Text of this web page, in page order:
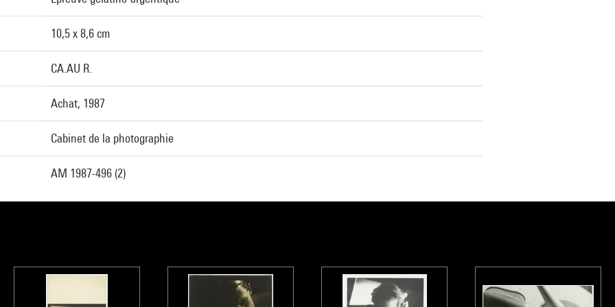
10,5 x 8,6 cm
CA.AU R.
Achat, 1987
Cabinet de la photographie
AM 1987-496 (2)